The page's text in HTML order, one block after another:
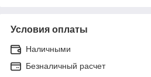
Условия оплаты
Наличными
Безналичный расчет